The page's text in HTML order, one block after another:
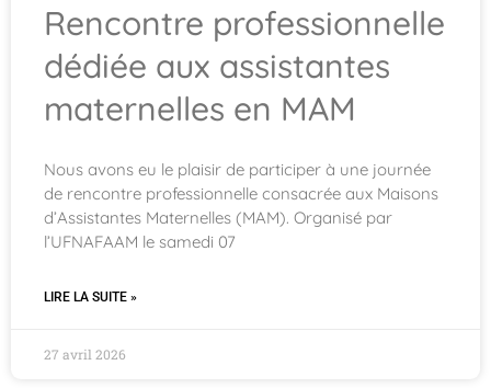
Rencontre professionnelle
dédiée aux assistantes
maternelles en MAM
Nous avons eu le plaisir de participer à une journée
de rencontre professionnelle consacrée aux Maisons
d’Assistantes Maternelles (MAM). Organisé par
l’UFNAFAAM le samedi 07
LIRE LA SUITE »
27 avril 2026